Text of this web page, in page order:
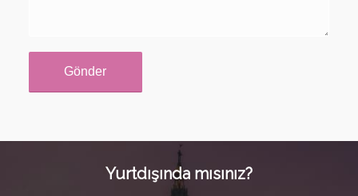
Yurtdışında mısınız?